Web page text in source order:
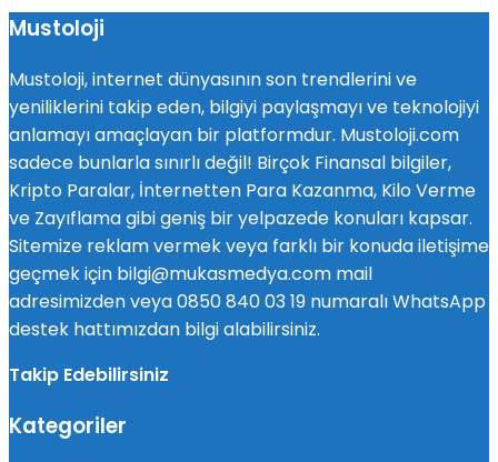
Mustoloji
Mustoloji, internet dünyasının son trendlerini ve
yeniliklerini takip eden, bilgiyi paylaşmayı ve teknolojiyi
anlamayı amaçlayan bir platformdur. Mustoloji.com
sadece bunlarla sınırlı değil! Birçok Finansal bilgiler,
Kripto Paralar, İnternetten Para Kazanma, Kilo Verme
ve Zayıflama gibi geniş bir yelpazede konuları kapsar.
Sitemize reklam vermek veya farklı bir konuda iletişime
geçmek için bilgi@mukasmedya.com mail
adresimizden veya 0850 840 03 19 numaralı WhatsApp
destek hattımızdan bilgi alabilirsiniz.
Takip Edebilirsiniz
Kategoriler